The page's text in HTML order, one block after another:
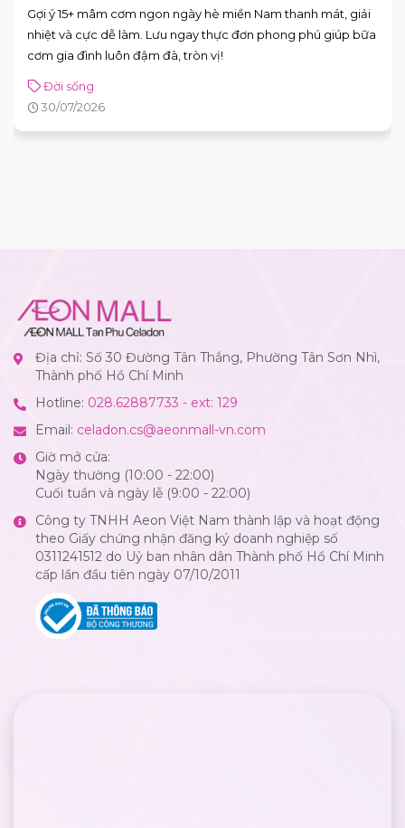
Gợi ý 15+ mâm cơm ngon ngày hè miền Nam thanh mát, giải
nhiệt và cực dễ làm. Lưu ngay thực đơn phong phú giúp bữa
cơm gia đình luôn đậm đà, tròn vị!
Đời sống
30/07/2026
Địa chỉ: Số 30 Đường Tân Thắng, Phường Tân Sơn Nhì,
Thành phố Hồ Chí Minh
Hotline: 028.62887733 - ext: 129
Email: celadon.cs@aeonmall-vn.com
Giờ mở cửa:
Ngày thường (10:00 - 22:00)
Cuối tuần và ngày lễ (9:00 - 22:00)
Công ty TNHH Aeon Việt Nam thành lập và hoạt động
theo Giấy chứng nhận đăng ký doanh nghiệp số
0311241512 do Uỷ ban nhân dân Thành phố Hồ Chí Minh
cấp lần đầu tiên ngày 07/10/2011